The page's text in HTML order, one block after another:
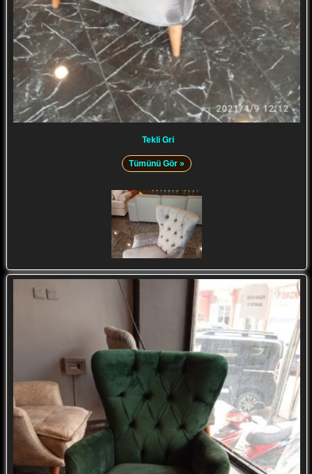
Tekli Gri
Tümünü Gör »